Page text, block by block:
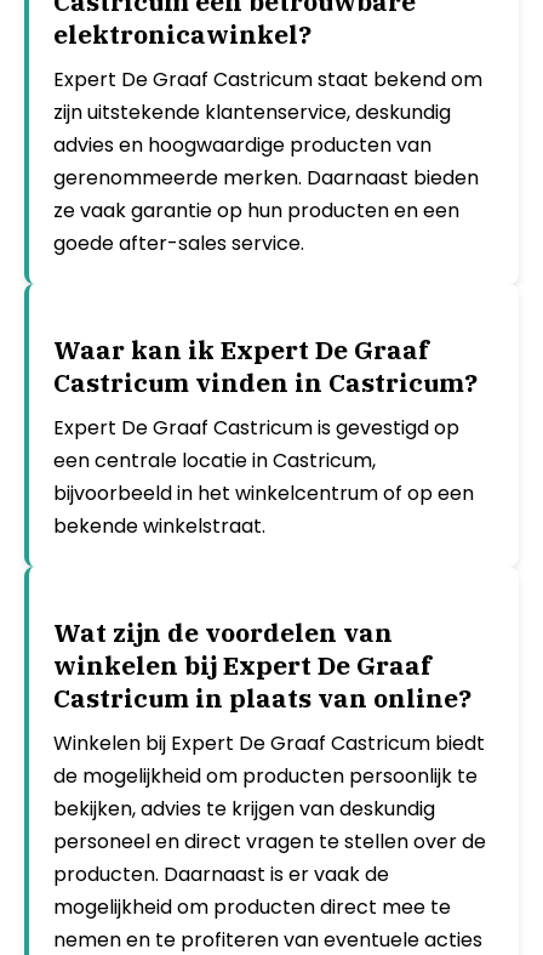
elektronicawinkel?
Expert De Graaf Castricum staat bekend om
zijn uitstekende klantenservice, deskundig
advies en hoogwaardige producten van
gerenommeerde merken. Daarnaast bieden
ze vaak garantie op hun producten en een
goede after-sales service.
Waar kan ik Expert De Graaf
Castricum vinden in Castricum?
Expert De Graaf Castricum is gevestigd op
een centrale locatie in Castricum,
bijvoorbeeld in het winkelcentrum of op een
bekende winkelstraat.
Wat zijn de voordelen van
winkelen bij Expert De Graaf
Castricum in plaats van online?
Winkelen bij Expert De Graaf Castricum biedt
de mogelijkheid om producten persoonlijk te
bekijken, advies te krijgen van deskundig
personeel en direct vragen te stellen over de
producten. Daarnaast is er vaak de
mogelijkheid om producten direct mee te
nemen en te profiteren van eventuele acties